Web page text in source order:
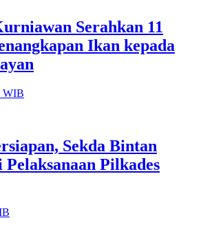
Serahkan 11
Ikan kepada
WIB
Sekda Bintan
Pelaksanaan Pilkades